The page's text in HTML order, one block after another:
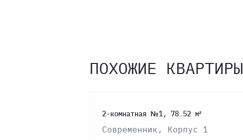
ПОХОЖИЕ КВАРТИРЫ
2-комнатная №1, 78.52 м²
Современник, Корпус 1